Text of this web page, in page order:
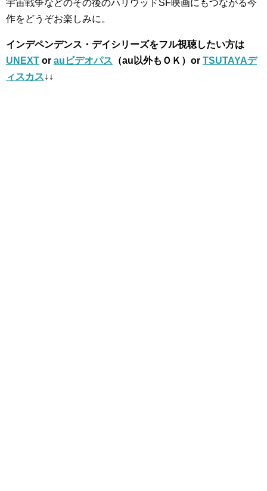
宇宙戦争などのその後のハリウッドSF映画にもつながる今
作をどうぞお楽しみに。
インデペンデンス・デイシリーズをフル視聴したい方は
UNEXT or auビデオパス （au以外もＯＫ）or TSUTAYAデ
ィスカス↓↓